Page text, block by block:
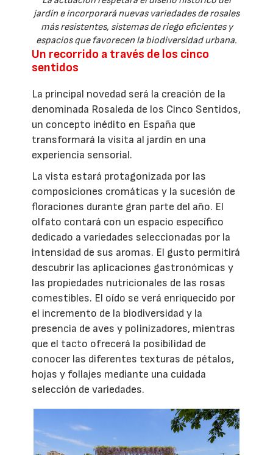
jardín e incorporará nuevas variedades de rosales
más resistentes, sistemas de riego eficientes y
espacios que favorecen la biodiversidad urbana.
Un recorrido a través de los cinco
sentidos
La principal novedad será la creación de la
denominada Rosaleda de los Cinco Sentidos,
un concepto inédito en España que
transformará la visita al jardín en una
experiencia sensorial.
La vista estará protagonizada por las
composiciones cromáticas y la sucesión de
floraciones durante gran parte del año. El
olfato contará con un espacio específico
dedicado a variedades seleccionadas por la
intensidad de sus aromas. El gusto permitirá
descubrir las aplicaciones gastronómicas y
las propiedades nutricionales de las rosas
comestibles. El oído se verá enriquecido por
el incremento de la biodiversidad y la
presencia de aves y polinizadores, mientras
que el tacto ofrecerá la posibilidad de
conocer las diferentes texturas de pétalos,
hojas y follajes mediante una cuidada
selección de variedades.